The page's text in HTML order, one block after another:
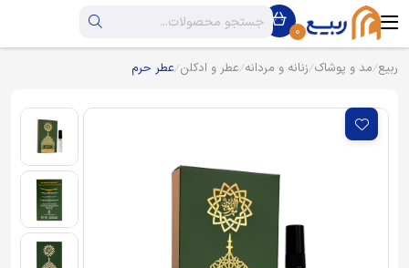
0
ربیع مد و پوشاک زنانه و مردانه عطر و ادکلن عطر حرم